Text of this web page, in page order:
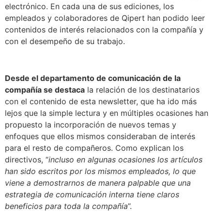
electrónico. En cada una de sus ediciones, los
empleados y colaboradores de Qipert han podido leer
contenidos de interés relacionados con la compañía y
con el desempeño de su trabajo.
Desde el departamento de comunicación de la
compañía se destaca la relación de los destinatarios
con el contenido de esta newsletter, que ha ido más
lejos que la simple lectura y en múltiples ocasiones han
propuesto la incorporación de nuevos temas y
enfoques que ellos mismos consideraban de interés
para el resto de compañeros. Como explican los
directivos, “incluso en algunas ocasiones los artículos
han sido escritos por los mismos empleados, lo que
viene a demostrarnos de manera palpable que una
estrategia de comunicación interna tiene claros
beneficios para toda la compañía”.